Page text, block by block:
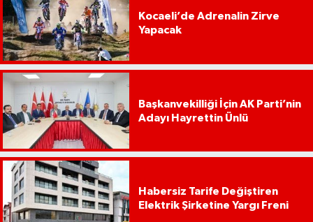
Kocaeli’de Adrenalin Zirve
Yapacak
Başkanvekilliği İçin AK Parti’nin
Adayı Hayrettin Ünlü
Habersiz Tarife Değiştiren
Elektrik Şirketine Yargı Freni